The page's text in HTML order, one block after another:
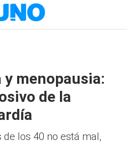
menopausia:
de la
los 40 no está mal,